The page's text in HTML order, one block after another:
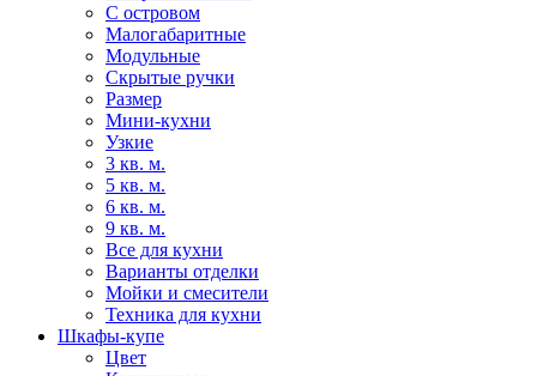
С островом
Малогабаритные
Модульные
Скрытые ручки
Размер
Мини-кухни
Узкие
3 кв. м.
5 кв. м.
6 кв. м.
9 кв. м.
Все для кухни
Варианты отделки
Мойки и смесители
Техника для кухни
Шкафы-купе
Цвет